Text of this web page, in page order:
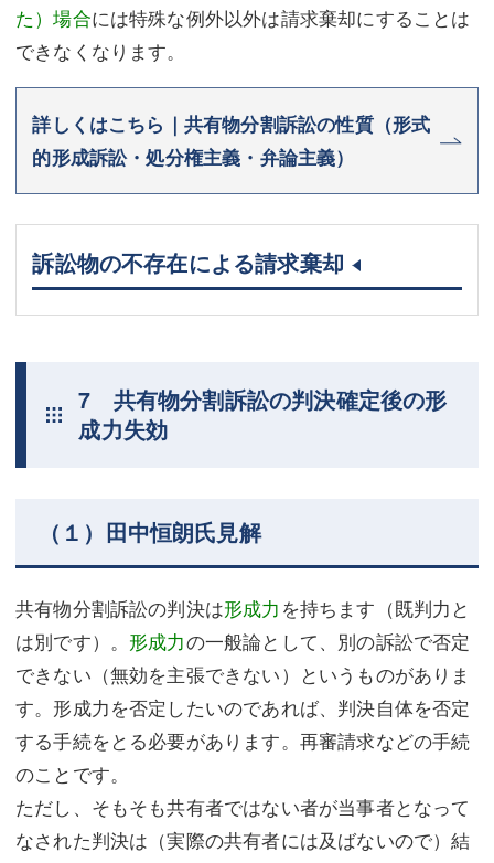
た）場合には特殊な例外以外は請求棄却にすることは
できなくなります。
詳しくはこちら｜共有物分割訴訟の性質（形式
的形成訴訟・処分権主義・弁論主義）
訴訟物の不存在による請求棄却
7 共有物分割訴訟の判決確定後の形
成力失効
（１）田中恒朗氏見解
共有物分割訴訟の判決は形成力 を持ちます（既判力と
は別です）。 形成力の一般論として、別の訴訟で否定
できない（無効を主張できない）というものがありま
す。形成力を否定したいのであれば、判決自体を否定
する手続をとる必要があります。再審請求などの手続
のことです。
ただし、そもそも共有者ではない者が当事者となって
なされた判決は（実際の共有者には及ばないので）結